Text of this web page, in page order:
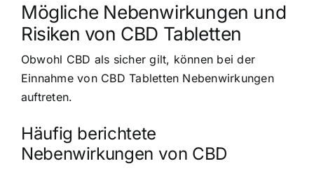
Mögliche Nebenwirkungen und
Risiken von CBD Tabletten
Obwohl CBD als sicher gilt, können bei der
Einnahme von CBD Tabletten Nebenwirkungen
auftreten.
Häufig berichtete
Nebenwirkungen von CBD